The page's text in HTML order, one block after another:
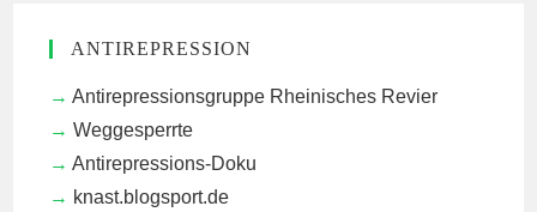
ANTIREPRESSION
Antirepressionsgruppe Rheinisches Revier
Weggesperrte
Antirepressions-Doku
knast.blogsport.de